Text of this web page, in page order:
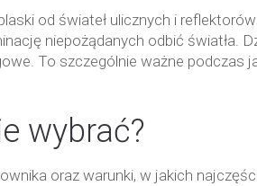
od świateł ulicznych i
niepożądanych odbić światła.
To szczególnie ważne podczas
wybrać?
oraz warunki, w jakich